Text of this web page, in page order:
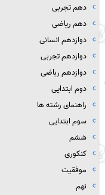
دهم تجربی
دهم ریاضی
دوازدهم انسانی
دوازدهم تجربی
دوازدهم رباضی
دوم ابتدایی
راهنمای رشته ها
سوم ابتدایی
ششم
کنکوری
موفقیت
نهم